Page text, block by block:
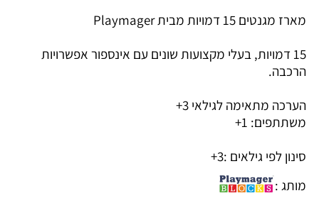
מארז מגנטים 15 דמויות מבית Playmager
15 דמויות, בעלי מקצועות שונים עם אינספור אפשרויות
הרכבה.
הערכה מתאימה לגילאי 3+
משתתפים: 1+
סינון לפי גילאים :3+
מותג :